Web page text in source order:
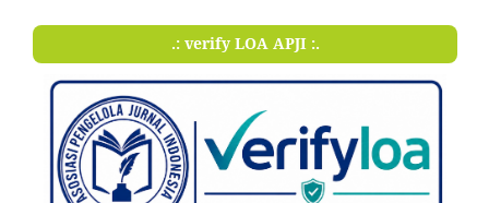
.: verify LOA APJI :.